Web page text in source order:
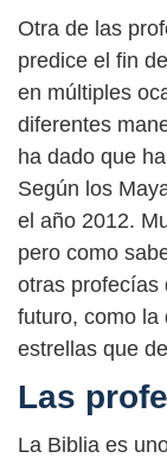
Otra de las
predice el fin
en múltiples
diferentes
ha dado que
Según los
el año 2012.
pero como
otras profecías
futuro, como la
estrellas que
Las
La Biblia es